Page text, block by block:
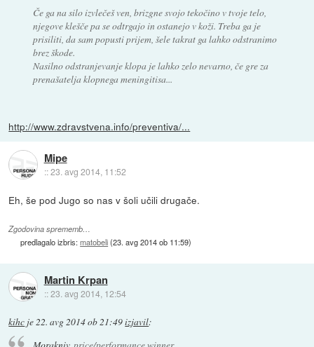
Če ga na silo izvlečeš ven, brizgne svojo tekočino v tvoje telo,
njegove klešče pa se odtrgajo in ostanejo v koži. Treba ga je
prisiliti, da sam popusti prijem, šele takrat ga lahko odstranimo
brez škode.
Nasilno odstranjevanje klopa je lahko zelo nevarno, če gre za
prenašatelja klopnega meningitisa...
http://www.zdravstvena.info/preventiva/...
Mipe
::23. avg 2014, 11:52
Eh, še pod Jugo so nas v šoli učili drugače.
Zgodovina sprememb…
predlagalo izbris:matobeli(23. avg 2014 ob 11:59)
Martin Krpan
::23. avg 2014, 12:54
kihc je22. avg 2014 ob 21:49izjavil: